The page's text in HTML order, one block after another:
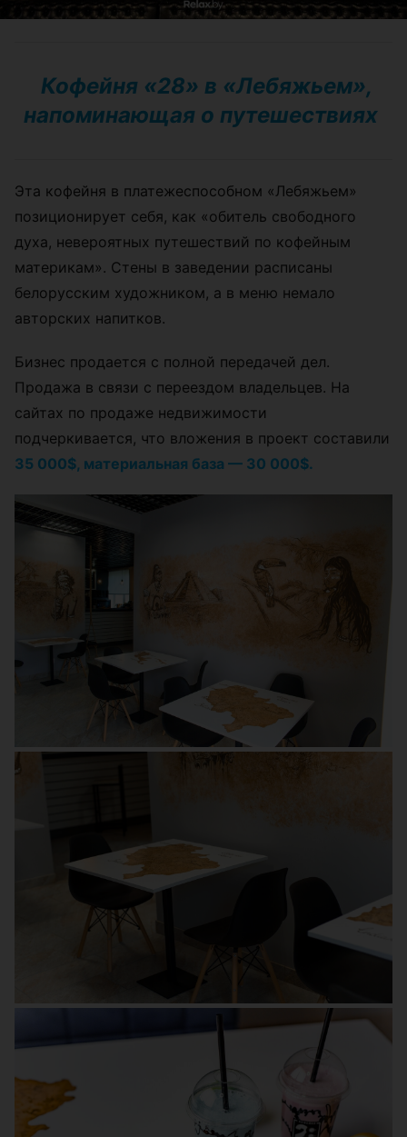
Кофейня «28» в «Лебяжьем»,
напоминающая о путешествиях
Эта кофейня в платежеспособном «Лебяжьем»
позиционирует себя, как «обитель свободного
духа, невероятных путешествий по кофейным
материкам». Стены в заведении расписаны
белорусским художником, а в меню немало
авторских напитков.
Бизнес продается с полной передачей дел.
Продажа в связи с переездом владельцев. На
сайтах по продаже недвижимости
подчеркивается, что вложения в проект составили
35 000$, материальная база — 30 000$.